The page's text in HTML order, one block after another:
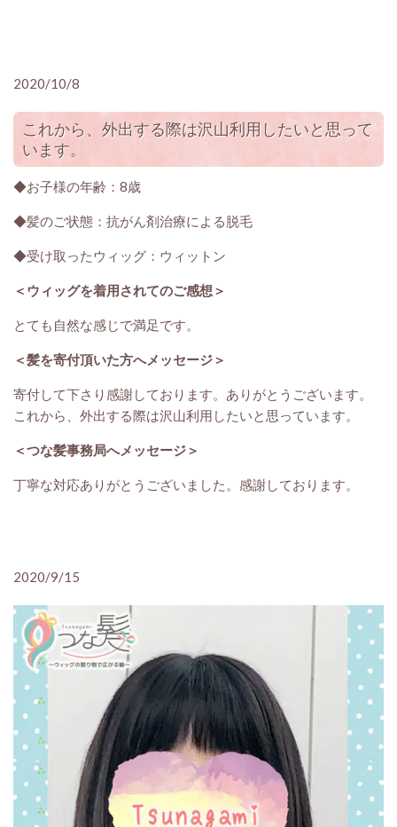
2020/10/8
これから、外出する際は沢山利用したいと思って
います。
◆お子様の年齢：8歳
◆髪のご状態：抗がん剤治療による脱毛
◆受け取ったウィッグ：ウィットン
＜ウィッグを着用されてのご感想＞
とても自然な感じで満足です。
＜髪を寄付頂いた方へメッセージ＞
寄付して下さり感謝しております。ありがとうございます。
これから、外出する際は沢山利用したいと思っています。
＜つな髪事務局へメッセージ＞
丁寧な対応ありがとうございました。感謝しております。
2020/9/15